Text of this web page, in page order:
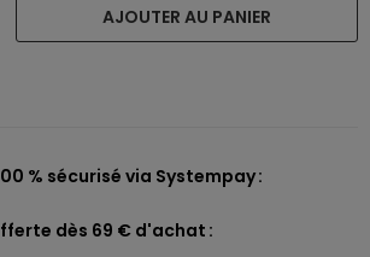
AJOUTER AU PANIER
% sécurisé via Systempay
dès 69 € d'achat